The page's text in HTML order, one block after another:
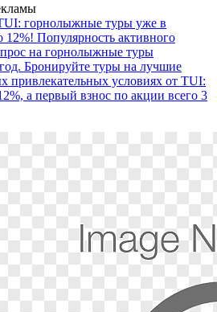
горнолыжные туры уже в
12%! Популярность активного
на горнолыжные туры
Бронируйте туры на лучшие
привлекательных условиях от TUI:
а первый взнос по акции всего 3